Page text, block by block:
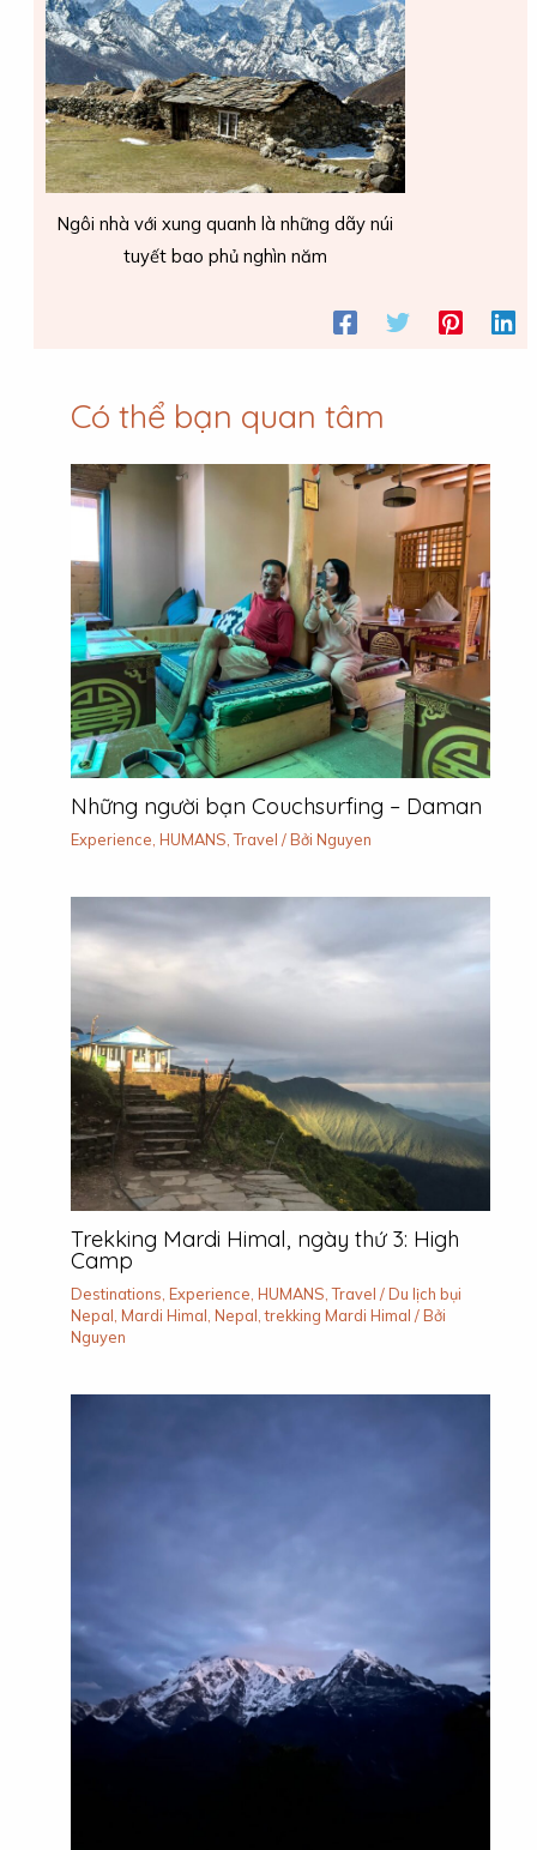
Ngôi nhà với xung quanh là những dãy núi
tuyết bao phủ nghìn năm
Có thể bạn quan tâm
Những người bạn Couchsurfing – Daman
Experience HUMANS ,Travel / Bởi Nguyen
Trekking Mardi Himal, ngày thứ 3: High
Camp
Destinations Experience HUMANS ,Travel / Du lịch bụi
Nepal Mardi Himal Nepal ,trekking Mardi Himal / Bởi
Nguyen